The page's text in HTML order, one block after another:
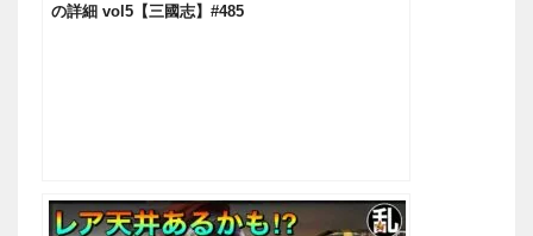
の詳細 vol5【三國志】#485